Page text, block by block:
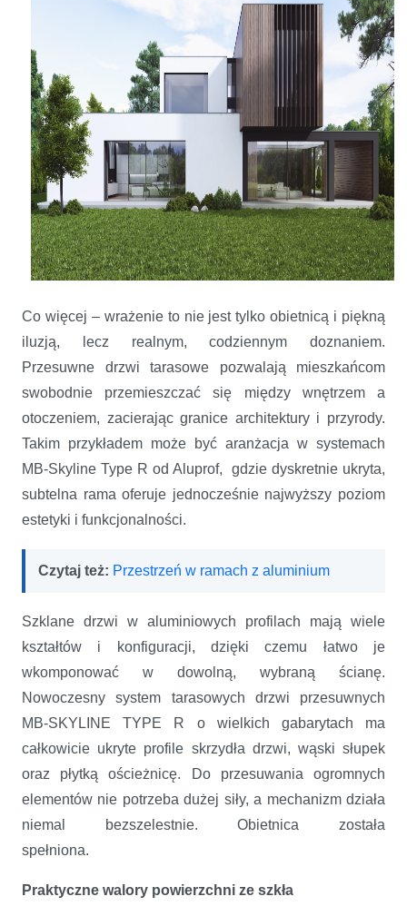
Co więcej – wrażenie to nie jest tylko obietnicą i piękną
iluzją, lecz realnym, codziennym doznaniem.
Przesuwne drzwi tarasowe pozwalają mieszkańcom
swobodnie przemieszczać się między wnętrzem a
otoczeniem, zacierając granice architektury i przyrody.
Takim przykładem może być aranżacja w systemach
MB-Skyline Type R od Aluprof, gdzie dyskretnie ukryta,
subtelna rama oferuje jednocześnie najwyższy poziom
estetyki i funkcjonalności.
Czytaj też: Przestrzeń w ramach z aluminium
Szklane drzwi w aluminiowych profilach mają wiele
kształtów i konfiguracji, dzięki czemu łatwo je
wkomponować w dowolną, wybraną ścianę.
Nowoczesny system tarasowych drzwi przesuwnych
MB-SKYLINE TYPE R o wielkich gabarytach ma
całkowicie ukryte profile skrzydła drzwi, wąski słupek
oraz płytką ościeżnicę. Do przesuwania ogromnych
elementów nie potrzeba dużej siły, a mechanizm działa
niemal bezszelestnie. Obietnica została
Praktyczne walory powierzchni ze szkła